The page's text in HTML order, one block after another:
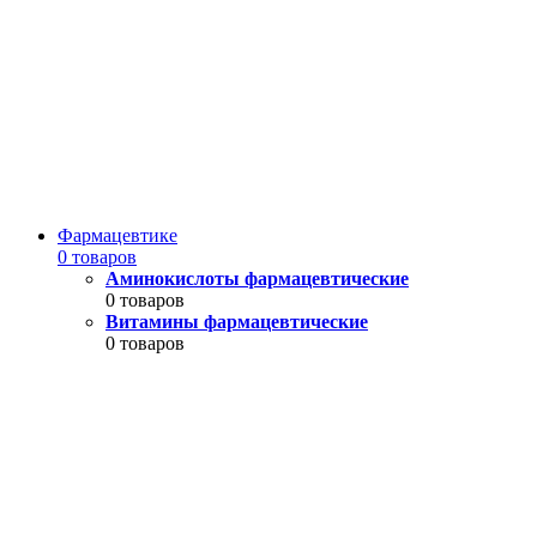
Фармацевтике
0 товаров
Аминокислоты фармацевтические
0 товаров
Витамины фармацевтические
0 товаров